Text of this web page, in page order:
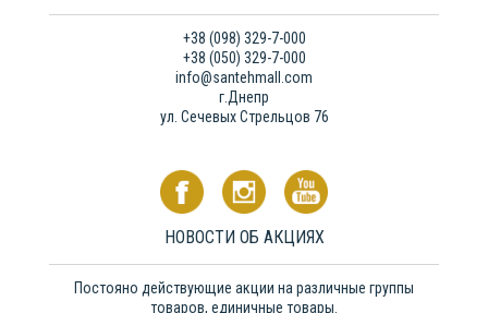
+38 (098) 329-7-000
+38 (050) 329-7-000
info@santehmall.com
г.Днепр
ул. Сечевых Стрельцов 76
НОВОСТИ ОБ АКЦИЯХ
Постояно действующие акции на различные группы
товаров, единичные товары.